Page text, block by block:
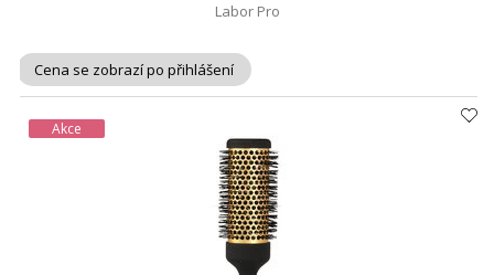
Labor Pro
Cena se zobrazí po přihlášení
Akce